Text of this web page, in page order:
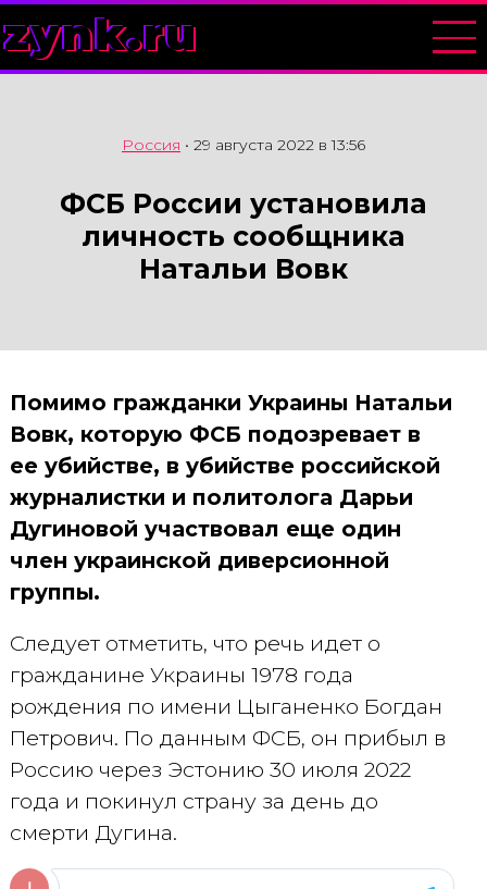
zynk.ru
Россия • 29 августа 2022 в 13:56
ФСБ России установила
личность сообщника
Натальи Вовк
Помимо гражданки Украины Натальи
Вовк, которую ФСБ подозревает в
ее убийстве, в убийстве российской
журналистки и политолога Дарьи
Дугиновой участвовал еще один
член украинской диверсионной
группы.
Следует отметить, что речь идет о
гражданине Украины 1978 года
рождения по имени Цыганенко Богдан
Петрович. По данным ФСБ, он прибыл в
Россию через Эстонию 30 июля 2022
года и покинул страну за день до
смерти Дугина.